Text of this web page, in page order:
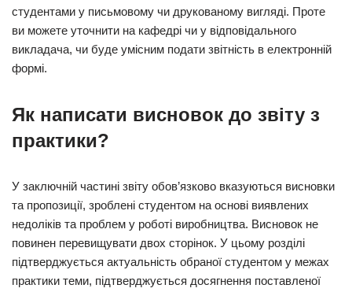
студентами у письмовому чи друкованому вигляді. Проте
ви можете уточнити на кафедрі чи у відповідального
викладача, чи буде умісним подати звітність в електронній
формі.
Як написати висновок до звіту з
практики?
У заключній частині звіту обов’язково вказуються висновки
та пропозиції, зроблені студентом на основі виявлених
недоліків та проблем у роботі виробництва. Висновок не
повинен перевищувати двох сторінок. У цьому розділі
підтверджується актуальність обраної студентом у межах
практики теми, підтверджується досягнення поставленої